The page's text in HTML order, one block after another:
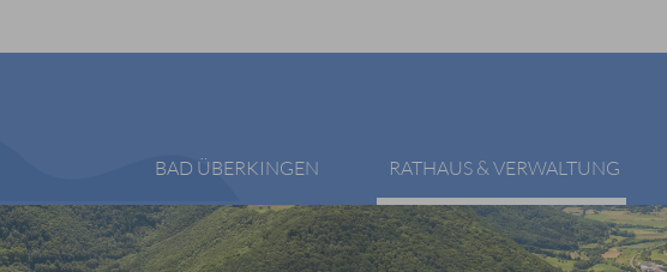
BAD ÜBERKINGEN RATHAUS & VERWALTUNG